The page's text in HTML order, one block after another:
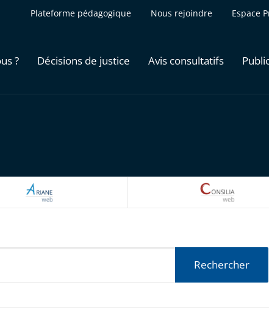
Plateforme pédagogique Nous rejoindre Espace
? Décisions de justice Avis consultatifs
ARIANEWEB
Rechercher